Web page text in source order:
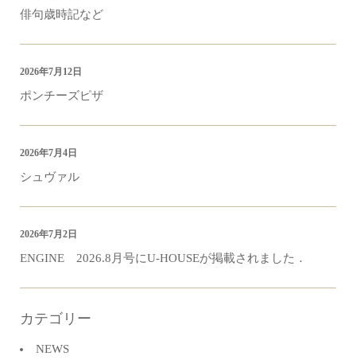
俳句歳時記など
ポンチーズピザ
2026年7月12日
シュヴァル
2026年7月4日
ENGINE 2026.8月号にU-HOUSEが掲載されました．
2026年7月2日
カテゴリー
NEWS